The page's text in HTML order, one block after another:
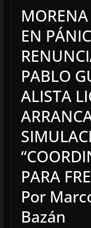
EN
PABLO
ALISTA
PARA
Por
Bazán